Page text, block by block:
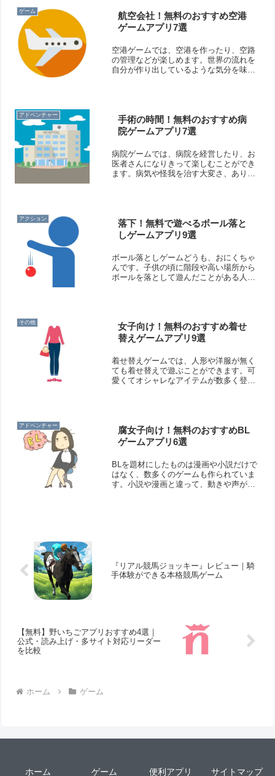
ゲーム
航空会社！無料のおすすめ空港
ゲームアプリ7選
空港ゲームでは、空港を作ったり、空路
の管理などが楽しめます。世界の流れを
自分が作り出しているような気分を味わ
アドベンチャー
手術の時間！無料のおすすめ病
院ゲームアプリ7選
病院ゲームでは、病院を経営したり、お
医者さんになりきって楽しむことができ
ます。病気や怪我を治す大変さ、ありが
アクション
落下！無料で遊べるボール落と
しゲームアプリ9選
ボール落としゲームどうも、おにくちゃ
んです。子供の頃に階段や高い場所から
ボールを落として遊んだことがある人も
その他
女子向け！無料のおすすめ着せ
替えゲームアプリ9選
着せ替えゲームでは、人形や洋服が無く
ても着せ替えで遊ぶことができます。可
愛くてオシャレなアイテムが数多く登場
アドベンチャー
腐女子向け！無料のおすすめBL
ゲームアプリ6選
BLを題材にしたものは漫画や小説だけで
はなく、数多くのゲームも作られていま
す。小説や漫画と違って、動きや声が付
『リアル競馬ジョッキー』レビュー｜騎
手体験ができる本格競馬ゲーム
【無料】野いちごアプリおすすめ4選｜
公式・読み上げ・多サイト対応リーダー
を比較
ホーム ゲーム
ホーム ゲーム 便利アプリ サイトマップ